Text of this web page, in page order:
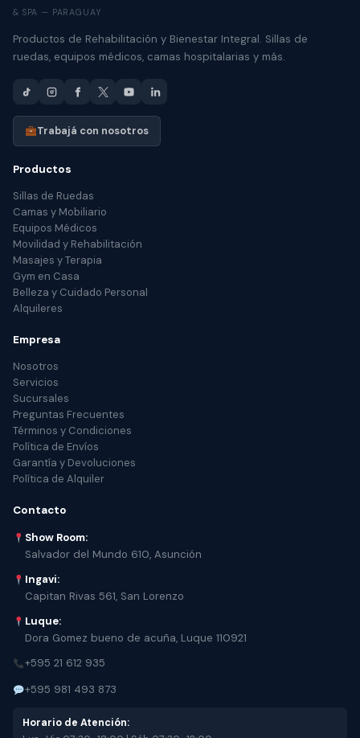
& SPA — PARAGUAY
Productos de Rehabilitación y Bienestar Integral. Sillas de
ruedas, equipos médicos, camas hospitalarias y más.
Trabajá con nosotros
Productos
Sillas de Ruedas
Camas y Mobiliario
Equipos Médicos
Movilidad y Rehabilitación
Masajes y Terapia
Gym en Casa
Belleza y Cuidado Personal
Alquileres
Empresa
Nosotros
Servicios
Sucursales
Preguntas Frecuentes
Términos y Condiciones
Política de Envíos
Garantía y Devoluciones
Política de Alquiler
Contacto
Show Room:
Salvador del Mundo 610, Asunción
Ingavi:
Capitan Rivas 561, San Lorenzo
Luque:
Dora Gomez bueno de acuña, Luque 110921
+595 21 612 935
+595 981 493 873
Horario de Atención: